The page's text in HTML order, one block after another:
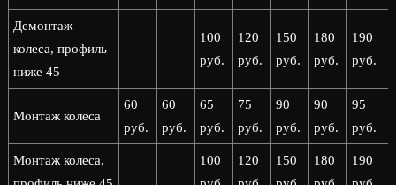
Демонтаж
колеса, профиль
ниже 45
100
руб.
120
руб.
150
руб.
180
руб.
190
руб.
Монтаж колеса
60
руб.
60
руб.
65
руб.
75
руб.
90
руб.
90
руб.
95
руб.
Монтаж колеса,
100
120
150
180
190